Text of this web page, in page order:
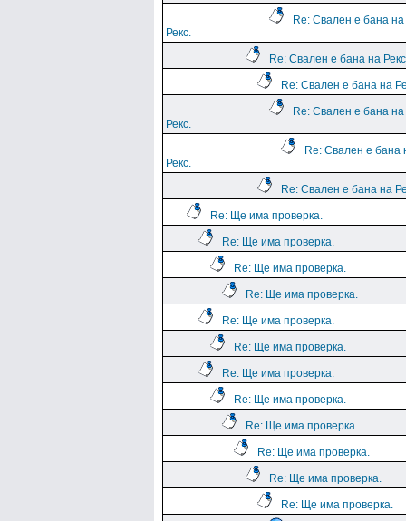
Re: Свален е бана на
Рекс.
Re: Свален е бана на
Re: Свален е бана на
Re: Свален е бана на
Рекс.
Re: Свален е бана
Рекс.
Re: Свален е бана на
Re: Ще има проверка.
Re: Ще има проверка.
Re: Ще има проверка.
Re: Ще има проверка.
Re: Ще има проверка.
Re: Ще има проверка.
Re: Ще има проверка.
Re: Ще има проверка.
Re: Ще има проверка.
Re: Ще има проверка.
Re: Ще има проверка.
Re: Ще има проверка.